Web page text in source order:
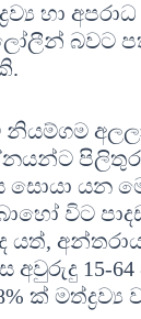
හා අපරාධ
ලෝලීන් බවට
නියම්ගම
යන
විට
යත්,
අවුරුදු 15-
මත්ද්‍රව්‍ය